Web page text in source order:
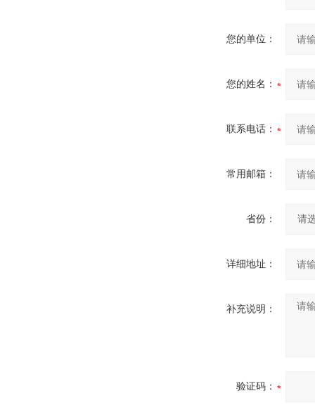
您的单位：
您的姓名：
联系电话：
常用邮箱：
省份：
详细地址：
补充说明：
验证码：